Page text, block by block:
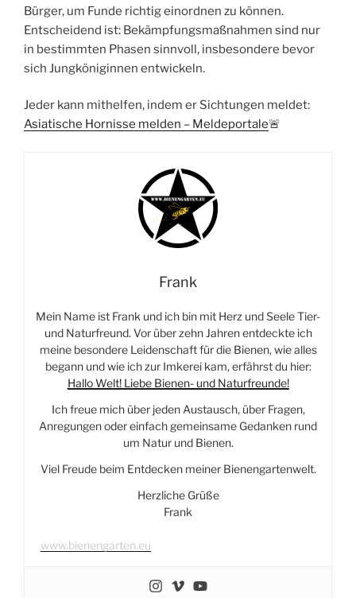
Bürger, um Funde richtig einordnen zu können.
Entscheidend ist: Bekämpfungsmaßnahmen sind nur
in bestimmten Phasen sinnvoll, insbesondere bevor
sich Jungköniginnen entwickeln.
Jeder kann mithelfen, indem er Sichtungen meldet:
Asiatische Hornisse melden – Meldeportale🚨
Frank
Mein Name ist Frank und ich bin mit Herz und Seele Tier-
und Naturfreund. Vor über zehn Jahren entdeckte ich
meine besondere Leidenschaft für die Bienen, wie alles
begann und wie ich zur Imkerei kam, erfährst du hier:
Hallo Welt! Liebe Bienen- und Naturfreunde!
Ich freue mich über jeden Austausch, über Fragen,
Anregungen oder einfach gemeinsame Gedanken rund
um Natur und Bienen.
Viel Freude beim Entdecken meiner Bienengartenwelt.
Herzliche Grüße
Frank
www.bienengarten.eu